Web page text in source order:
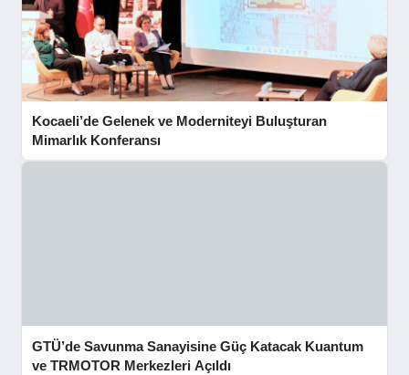
Kocaeli’de Gelenek ve Moderniteyi Buluşturan
Mimarlık Konferansı
GTÜ’de Savunma Sanayisine Güç Katacak Kuantum
ve TRMOTOR Merkezleri Açıldı